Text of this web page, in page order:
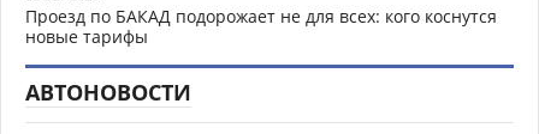
Проезд по БАКАД подорожает не для всех: кого коснутся
новые тарифы
АВТОНОВОСТИ